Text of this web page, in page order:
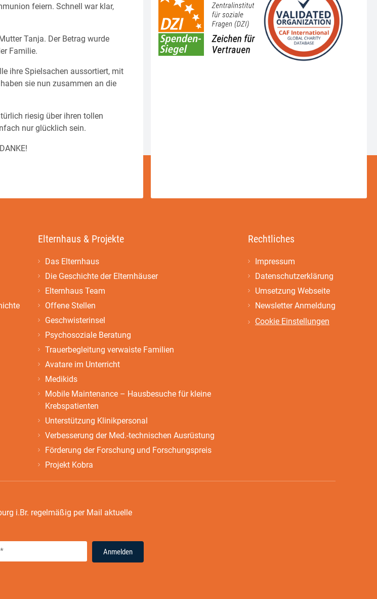
feiern. Schnell war klar,
Tanja. Der Betrag wurde
Familie.
ihre Spielsachen aussortiert, mit
sie nun zusammen an die
riesig über ihren tollen
nur glücklich sein.
Elternhaus & Projekte
Das Elternhaus
Die Geschichte der Elternhäuser
Elternhaus Team
Offene Stellen
Geschwisterinsel
Psychosoziale Beratung
Trauerbegleitung verwaiste Familien
Avatare im Unterricht
Medikids
Mobile Maintenance – Hausbesuche für kleine
Krebspatienten
Unterstützung Klinikpersonal
Verbesserung der Med.-technischen Ausrüstung
Förderung der Forschung und Forschungspreis
Projekt Kobra
Rechtliches
Impressum
Datenschutzerklärung
Umsetzung Webseite
Newsletter Anmeldung
Cookie Einstellungen
i.Br. regelmäßig per Mail aktuelle
Anmelden